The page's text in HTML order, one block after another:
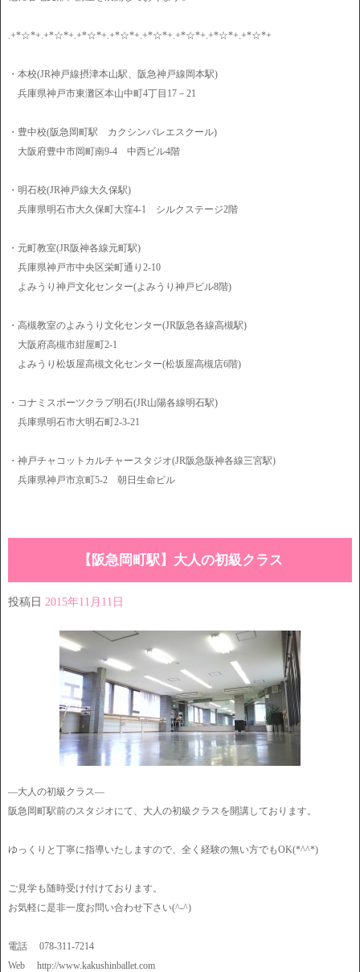
.+*☆*+.+*☆*+.+*☆*+.+*☆*+.+*☆*+.+*☆*+.+*☆*+.+*☆*+
・本校(JR神戸線摂津本山駅、阪急神戸線岡本駅)
兵庫県神戸市東灘区本山中町4丁目17－21
・豊中校(阪急岡町駅 カクシンバレエスクール)
大阪府豊中市岡町南9-4 中西ビル4階
・明石校(JR神戸線大久保駅)
兵庫県明石市大久保町大窪4-1 シルクステージ2階
・元町教室(JR阪神各線元町駅)
兵庫県神戸市中央区栄町通り2-10
よみうり神戸文化センター(よみうり神戸ビル8階)
・高槻教室のよみうり文化センター(JR阪急各線高槻駅)
大阪府高槻市紺屋町2-1
よみうり松坂屋高槻文化センター(松坂屋高槻店6階)
・コナミスポーツクラブ明石(JR山陽各線明石駅)
兵庫県明石市大明石町2-3-21
・神戸チャコットカルチャースタジオ(JR阪急阪神各線三宮駅)
兵庫県神戸市京町5-2 朝日生命ビル
【阪急岡町駅】大人の初級クラス
投稿日 2015年11月11日
―大人の初級クラス―
阪急岡町駅前のスタジオにて、大人の初級クラスを開講しております。
ゆっくりと丁寧に指導いたしますので、全く経験の無い方でもOK(*^^*)
ご見学も随時受け付けております。
お気軽に是非一度お問い合わせ下さい(^-^)
電話 078-311-7214
Web http://www.kakushinballet.com